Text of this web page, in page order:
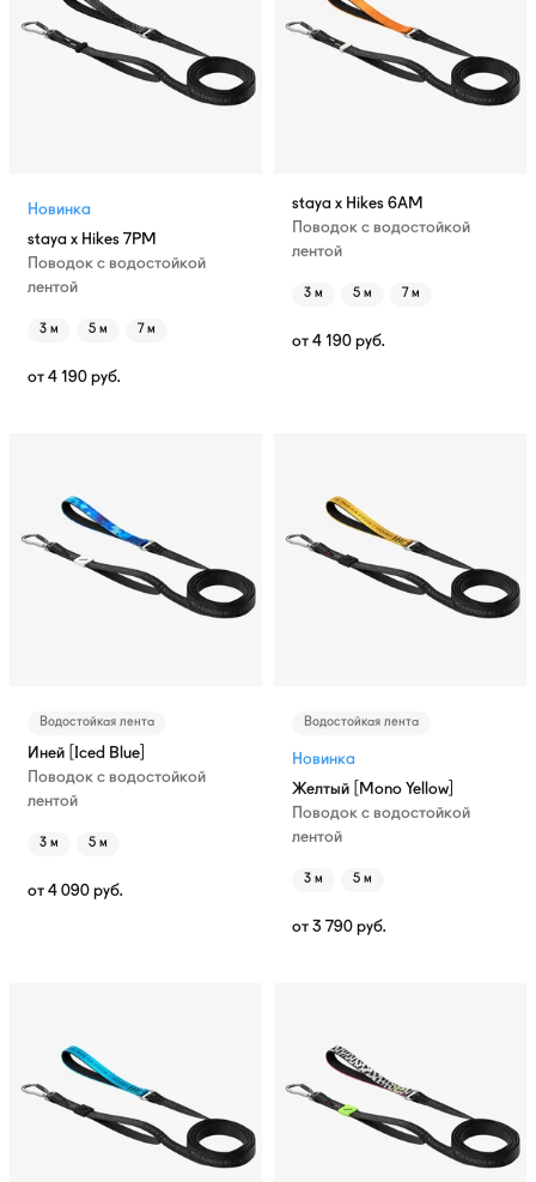
Новинка
staya x Hikes 7PM
Поводок с водостойкой
лентой
3 м 5 м 7 м
от 4 190 руб.
staya x Hikes 6AM
Поводок с водостойкой
лентой
3 м 5 м 7 м
от 4 190 руб.
Водостойкая лента
Иней [Iced Blue]
Поводок с водостойкой
лентой
3 м 5 м
от 4 090 руб.
Водостойкая лента
Новинка
Желтый [Mono Yellow]
Поводок с водостойкой
лентой
3 м 5 м
от 3 790 руб.